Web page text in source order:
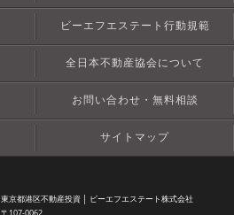
ビーエフエステート行動規範
全日本不動産協会について
お問い合わせ・無料相談
サイトマップ
東京都港区不動産投資 │ ビーエフエステート株式会社